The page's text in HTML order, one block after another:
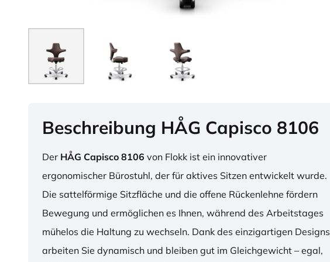
Beschreibung HÅG Capisco 8106
Der HÅG Capisco 8106 von Flokk ist ein innovativer
ergonomischer Bürostuhl, der für aktives Sitzen entwickelt wurde.
Die sattelförmige Sitzfläche und die offene Rückenlehne fördern
Bewegung und ermöglichen es Ihnen, während des Arbeitstages
mühelos die Haltung zu wechseln. Dank des einzigartigen Designs
arbeiten Sie dynamisch und bleiben gut im Gleichgewicht – egal,